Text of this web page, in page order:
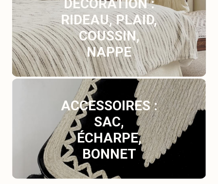
DÉCORATION :
RIDEAU, PLAID,
COUSSIN,
NAPPE
ACCESSOIRES :
SAC,
ÉCHARPE,
BONNET